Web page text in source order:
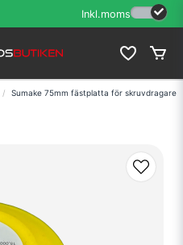
Erfarenhet sedan
Inkl.moms
Sumake 75mm fästplatta för skruvdragare